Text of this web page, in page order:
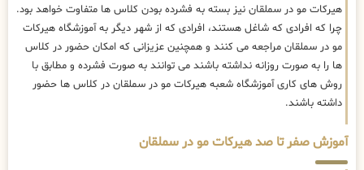
هیرکات مو در سملقان نیز بسته به فشرده بودن کلاس ها متفاوت خواهد بود.
چرا که افرادی که شاغل هستند، افرادی که از شهر دیگر به آموزشگاه هیرکات
مو در سملقان مراجعه می کنند و همچنین عزیزانی که امکان حضور در کلاس
ها را به صورت روزانه نداشته باشند می توانند به صورت فشرده و مطابق با
روش های کاری آموزشگاه شعبه هیرکات مو در سملقان در کلاس ها حضور
داشته باشند.
آموزش صفر تا صد هیرکات مو در سملقان